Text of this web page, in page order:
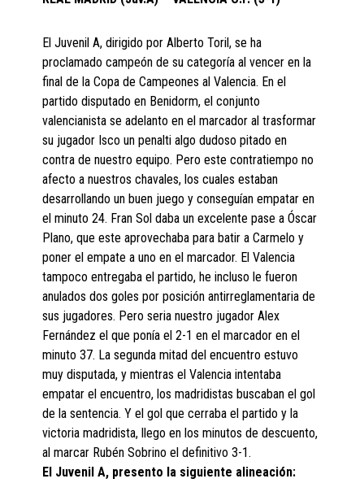
El Juvenil A, dirigido por Alberto Toril, se ha
proclamado campeón de su categoría al vencer en la
final de la Copa de Campeones al Valencia. En el
partido disputado en Benidorm, el conjunto
valencianista se adelanto en el marcador al trasformar
su jugador Isco un penalti algo dudoso pitado en
contra de nuestro equipo. Pero este contratiempo no
afecto a nuestros chavales, los cuales estaban
desarrollando un buen juego y conseguían empatar en
el minuto 24. Fran Sol daba un excelente pase a Óscar
Plano, que este aprovechaba para batir a Carmelo y
poner el empate a uno en el marcador. El Valencia
tampoco entregaba el partido, he incluso le fueron
anulados dos goles por posición antirreglamentaria de
sus jugadores. Pero seria nuestro jugador Alex
Fernández el que ponía el 2-1 en el marcador en el
minuto 37. La segunda mitad del encuentro estuvo
muy disputada, y mientras el Valencia intentaba
empatar el encuentro, los madridistas buscaban el gol
de la sentencia. Y el gol que cerraba el partido y la
victoria madridista, llego en los minutos de descuento,
al marcar Rubén Sobrino el definitivo 3-1.
El Juvenil A, presento la siguiente alineación: